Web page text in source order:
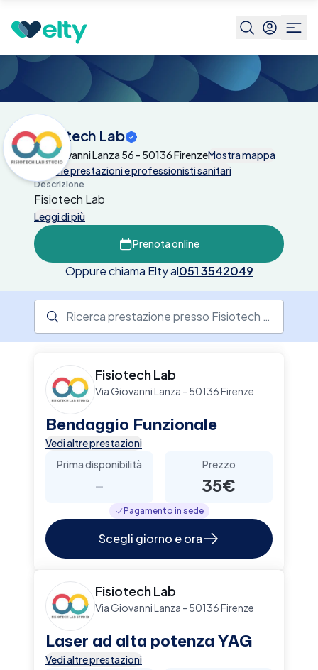
Fisiotech Lab
Via Giovanni Lanza 56 - 50136 FirenzeMostra mappa
Tutte le prestazioni e professionisti sanitari
Descrizione
Fisiotech Lab
Leggi di più
Prenota online
Oppure chiama Elty al051 3542049
Fisiotech Lab
Via Giovanni Lanza - 50136 Firenze
Bendaggio Funzionale
Vedi altre prestazioni
Prima disponibilità
-
Prezzo
35€
Pagamento in sede
Scegli giorno e ora
Fisiotech Lab
Via Giovanni Lanza - 50136 Firenze
Laser ad alta potenza YAG
Vedi altre prestazioni